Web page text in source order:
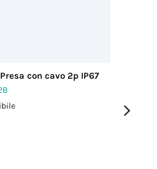
con cavo 2p IP67
Prezzo